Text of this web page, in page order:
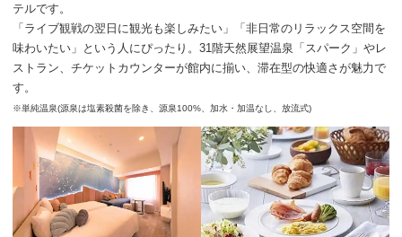
テルです。
「ライブ観戦の翌日に観光も楽しみたい」「非日常のリラックス空間を
味わいたい」という人にぴったり。31階天然展望温泉「スパーク」やレ
ストラン、チケットカウンターが館内に揃い、滞在型の快適さが魅力で
す。
※単純温泉(源泉は塩素殺菌を除き、源泉100%、加水・加温なし、放流式)